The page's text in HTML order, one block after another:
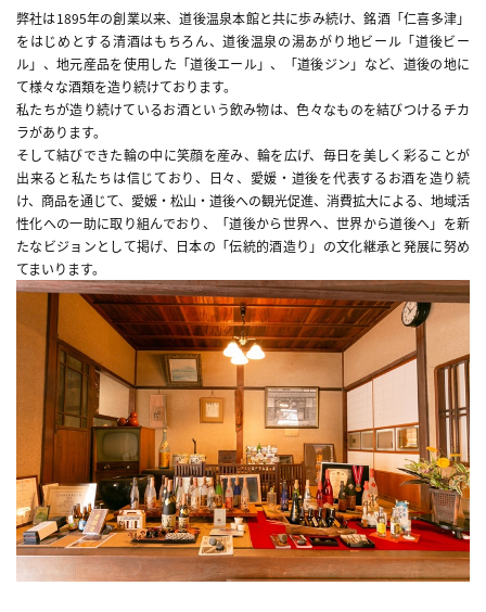
弊社は1895年の創業以来、道後温泉本館と共に歩み続け、銘酒「仁喜多津」
をはじめとする清酒はもちろん、道後温泉の湯あがり地ビール「道後ビー
ル」、地元産品を使用した「道後エール」、「道後ジン」など、道後の地に
て様々な酒類を造り続けております。
私たちが造り続けているお酒という飲み物は、色々なものを結びつけるチカ
ラがあります。
そして結びできた輪の中に笑顔を産み、輪を広げ、毎日を美しく彩ることが
出来ると私たちは信じており、日々、愛媛・道後を代表するお酒を造り続
け、商品を通じて、愛媛・松山・道後への観光促進、消費拡大による、地域活
性化への一助に取り組んでおり、「道後から世界へ、世界から道後へ」を新
たなビジョンとして掲げ、日本の「伝統的酒造り」の文化継承と発展に努め
てまいります。